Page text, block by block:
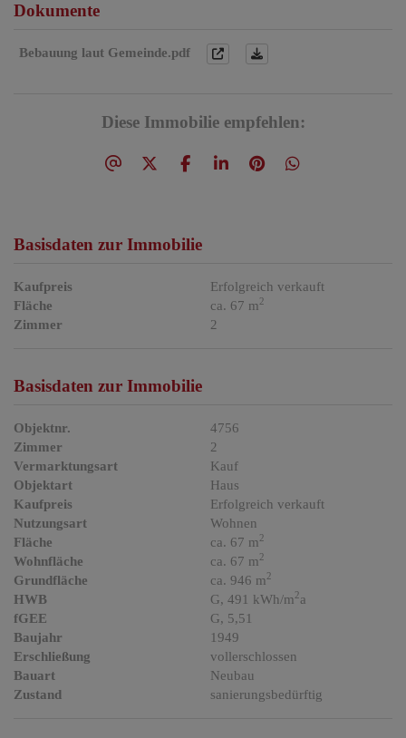
Dokumente
Bebauung laut Gemeinde.pdf
Diese Immobilie empfehlen:
Basisdaten zur Immobilie
Kaufpreis
Erfolgreich verkauft
Fläche
ca. 67 m2
Zimmer 2
Basisdaten zur Immobilie
Objektnr.
4756
Zimmer
2
Vermarktungsart
Kauf
Objektart
Haus
Kaufpreis
Erfolgreich verkauft
Nutzungsart
Wohnen
Fläche
ca. 67 m2
Wohnfläche ca. 67 m2
Grundfläche ca. 946 m2
HWB G, 491 kWh/m2a
fGEE
G, 5,51
Baujahr
1949
Erschließung
vollerschlossen
Bauart
Neubau
Zustand
sanierungsbedürftig